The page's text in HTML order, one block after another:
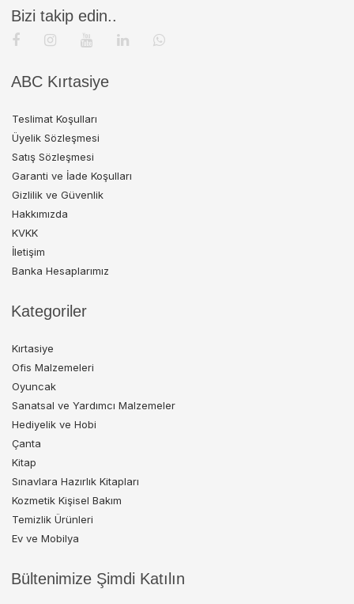
Bizi takip edin..
ABC Kırtasiye
Teslimat Koşulları
Üyelik Sözleşmesi
Satış Sözleşmesi
Garanti ve İade Koşulları
Gizlilik ve Güvenlik
Hakkımızda
KVKK
İletişim
Banka Hesaplarımız
Kategoriler
Kırtasiye
Ofis Malzemeleri
Oyuncak
Sanatsal ve Yardımcı Malzemeler
Hediyelik ve Hobi
Çanta
Kitap
Sınavlara Hazırlık Kitapları
Kozmetik Kişisel Bakım
Temizlik Ürünleri
Ev ve Mobilya
Bültenimize Şimdi Katılın